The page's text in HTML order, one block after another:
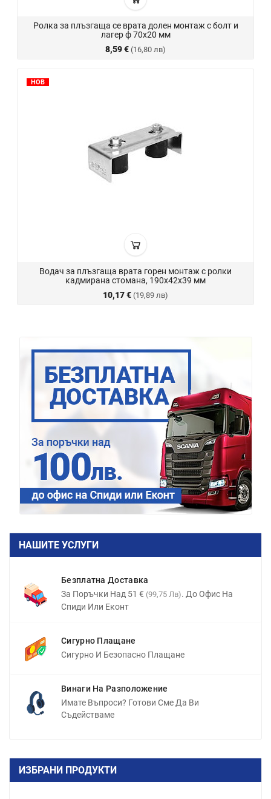
Ролка за плъзгаща се врата долен монтаж с болт и
лагер ф 70x20 мм
8,59 € (16,80 лв)
НОВ
Водач за плъзгаща врата горен монтаж с ролки
кадмирана стомана, 190х42х39 мм
10,17 € (19,89 лв)
НАШИТЕ УСЛУГИ
Безплатна Доставка
За Поръчки Над 51 € (99,75 Лв). До Офис На
Спиди Или Еконт
Сигурно Плащане
Сигурно И Безопасно Плащане
Винаги На Разположение
Имате Въпроси? Готови Сме Да Ви
Съдействаме
ИЗБРАНИ ПРОДУКТИ